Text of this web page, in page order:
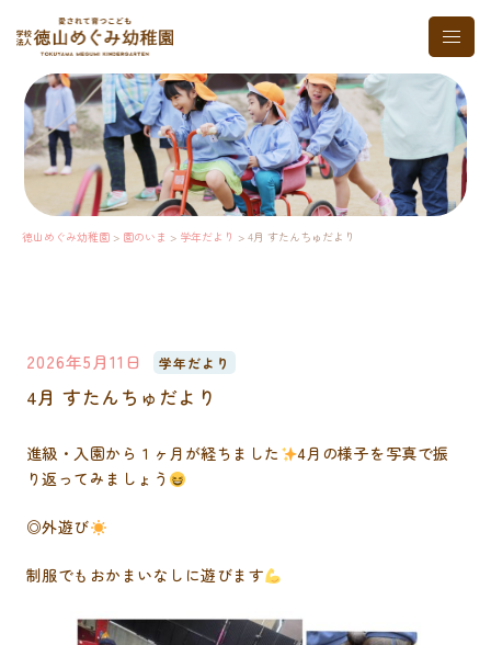
ト
グ
ル
メ
ニ
ュ
ー
徳山めぐみ幼稚園 > 園のいま > 学年だより > 4月 すたんちゅだより
2026年5月11日 学年だより
4月 すたんちゅだより
進級・入園から１ヶ月が経ちました
4月の様子を写真で振
り返ってみましょう
◎外遊び
制服でもおかまいなしに遊びます